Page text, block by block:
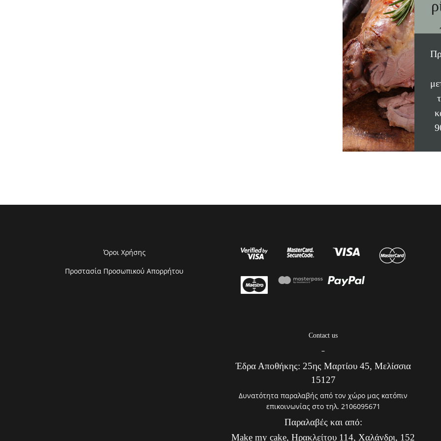
Όροι Χρήσης
Προστασία Προσωπικού Απορρήτου
Contact us
–
Έδρα Αποθήκης: 25ης Μαρτίου 45, Μελίσσια
15127
Δυνατότητα παραλαβής από τον χώρο μας κατόπιν
επικοινωνίας στο τηλ. 2106095671
Παραλαβές και από:
Make my cake, Ηρακλείτου 114, Χαλάνδρι, 152